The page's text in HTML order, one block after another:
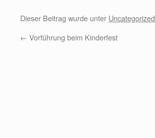
Dieser Beitrag wurde unter Uncategorized
← Vorführung beim Kinderfest